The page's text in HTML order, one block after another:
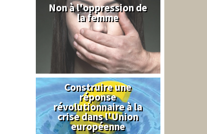
Syrie
Non à l'oppression de
la femme
Syndical
Construire une
réponse
révolutionnaire à la
crise dans l'Union
européenne